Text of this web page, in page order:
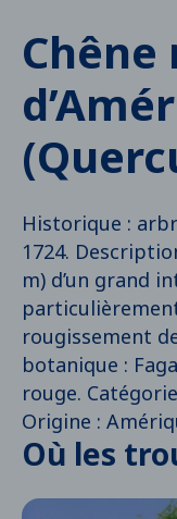
Où les trouver ?
Le reconnaître
Ce qu'il aime
Chêne
Historique :
1724.
m) d’un grand
rougissement
botanique :
rouge.
Origine :
Où les